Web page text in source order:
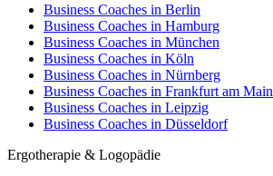
Business Coaches in Berlin
Business Coaches in Hamburg
Business Coaches in München
Business Coaches in Köln
Business Coaches in Nürnberg
Business Coaches in Frankfurt am Main
Business Coaches in Leipzig
Business Coaches in Düsseldorf
Ergotherapie & Logopädie